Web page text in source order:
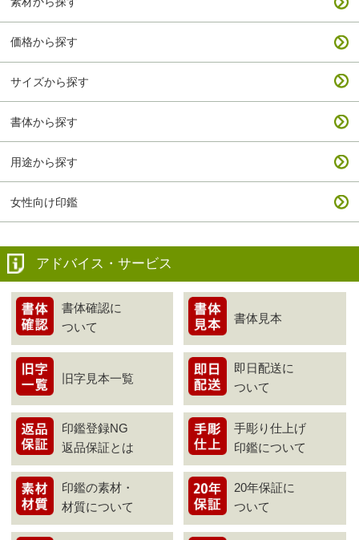
価格から探す
サイズから探す
書体から探す
用途から探す
女性向け印鑑
アドバイス・サービス
書体確認に
ついて
書体見本
旧字見本一覧
即日配送に
ついて
印鑑登録NG
返品保証とは
手彫り仕上げ
印鑑について
印鑑の素材・
材質について
20年保証に
ついて